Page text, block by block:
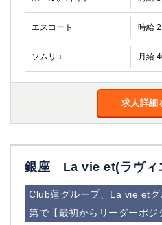
エスコート 時給
ソムリエ 月給
求人詳細
銀座 La vie et(ラヴィ
Club蓮グループ、La vie et
第で【最初からリーダーポジ